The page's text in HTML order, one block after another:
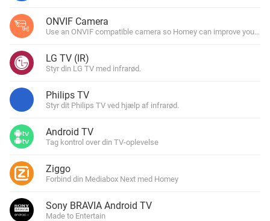
ONVIF Camera
Use an ONVIF compatible camera so Homey can improve your
LG TV (IR)
Styr din LG TV med infrarød.
Philips TV
Styr dit Philips TV ved hjælp af infrarød.
Android TV
Tag kontrol over din TV-oplevelse
Ziggo
Forbind din Mediabox Next med Homey
Sony BRAVIA Android TV
Made to Entertain